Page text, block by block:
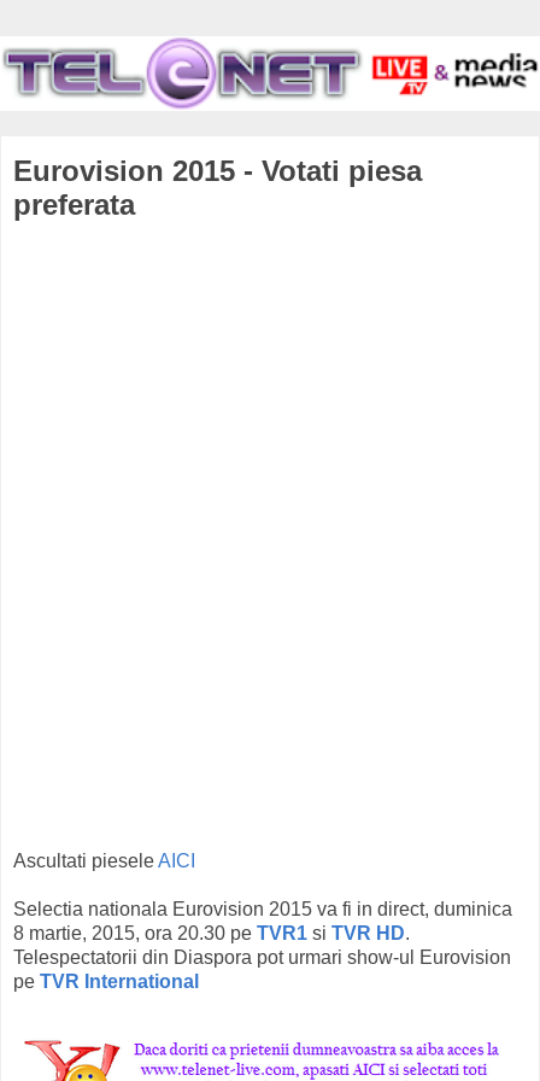
Eurovision 2015 - Votati piesa
preferata
Ascultati pieseleAICI
Selectia nationala Eurovision 2015 va fi in direct, duminica
8 martie, 2015, ora 20.30 pe TVR1 si TVR HD.
Telespectatorii din Diaspora pot urmari show-ul Eurovision
pe TVR International